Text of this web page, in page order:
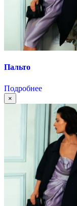
Пальто
Подробнее
×